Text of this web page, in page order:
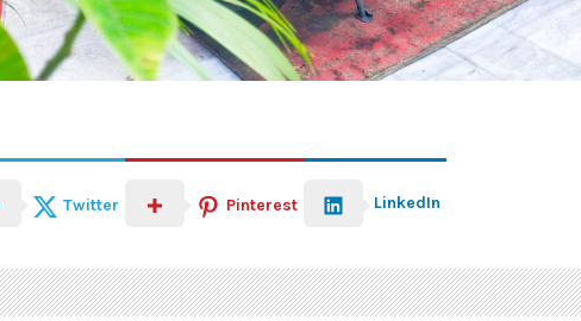
Twitter Pinterest LinkedIn